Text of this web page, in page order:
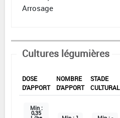
Arrosage
Cultures légumières
DOSE
D'APPORT
NOMBRE
D'APPORT
STADE
CULTURAL
Min :
0,35